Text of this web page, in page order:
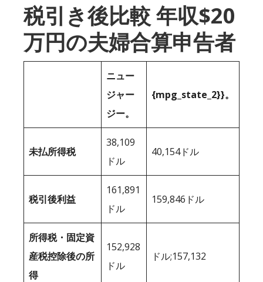
税引き後比較 年収$20
万円の夫婦合算申告者
ニュー
ジャー
ジー。
{mpg_state_2}}。
未払所得税
38,109
ドル
40,154ドル
税引後利益
161,891
ドル
159,846ドル
所得税・固定資
産税控除後の所
得
152,928
ドル
ドル;157,132